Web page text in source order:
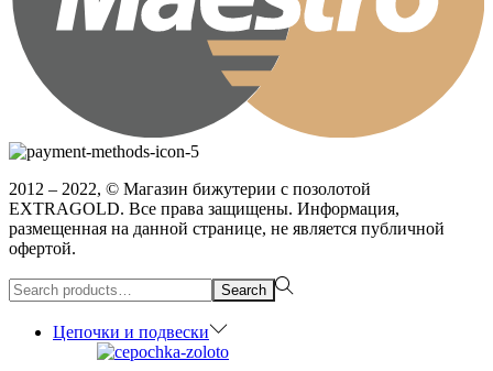
2012 – 2022, © Магазин бижутерии с позолотой
EXTRAGOLD. Все права защищены. Информация,
размещенная на данной странице, не является публичной
офертой.
Search
for:>
Search
Цепочки и подвески